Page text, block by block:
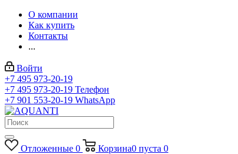
О компании
Как купить
Контакты
...
Войти
+7 495 973-20-19
+7 495 973-20-19 Телефон
+7 901 553-20-19 WhatsApp
Отложенные 0 Корзина0 пуста 0